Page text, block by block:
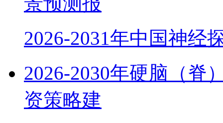
2026-2031年中国神经
2026-2030年硬脑（脊
资策略建